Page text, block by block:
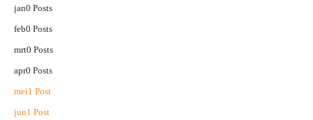
jan0 Posts
feb0 Posts
mrt0 Posts
apr0 Posts
mei1 Post
jun1 Post